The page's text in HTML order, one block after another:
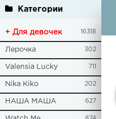
Категории
+ Для девочек 16318
Лерочка 302
Valensia Lucky 711
Nika Kiko 202
НАША МАША 627